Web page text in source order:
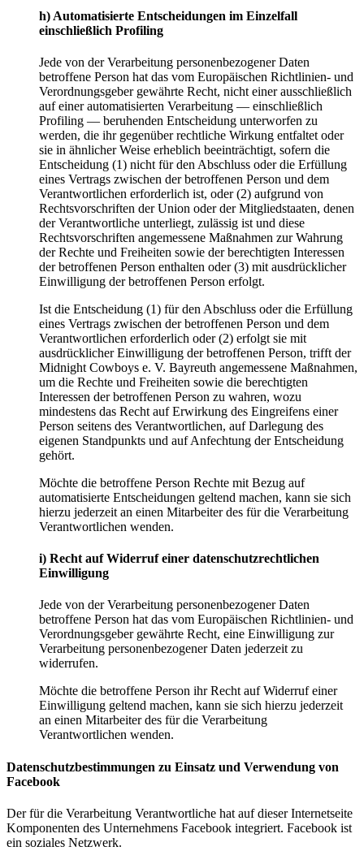
h) Automatisierte Entscheidungen im Einzelfall
einschließlich Profiling
Jede von der Verarbeitung personenbezogener Daten
betroffene Person hat das vom Europäischen Richtlinien- und
Verordnungsgeber gewährte Recht, nicht einer ausschließlich
auf einer automatisierten Verarbeitung — einschließlich
Profiling — beruhenden Entscheidung unterworfen zu
werden, die ihr gegenüber rechtliche Wirkung entfaltet oder
sie in ähnlicher Weise erheblich beeinträchtigt, sofern die
Entscheidung (1) nicht für den Abschluss oder die Erfüllung
eines Vertrags zwischen der betroffenen Person und dem
Verantwortlichen erforderlich ist, oder (2) aufgrund von
Rechtsvorschriften der Union oder der Mitgliedstaaten, denen
der Verantwortliche unterliegt, zulässig ist und diese
Rechtsvorschriften angemessene Maßnahmen zur Wahrung
der Rechte und Freiheiten sowie der berechtigten Interessen
der betroffenen Person enthalten oder (3) mit ausdrücklicher
Einwilligung der betroffenen Person erfolgt.
Ist die Entscheidung (1) für den Abschluss oder die Erfüllung
eines Vertrags zwischen der betroffenen Person und dem
Verantwortlichen erforderlich oder (2) erfolgt sie mit
ausdrücklicher Einwilligung der betroffenen Person, trifft der
Midnight Cowboys e. V. Bayreuth angemessene Maßnahmen,
um die Rechte und Freiheiten sowie die berechtigten
Interessen der betroffenen Person zu wahren, wozu
mindestens das Recht auf Erwirkung des Eingreifens einer
Person seitens des Verantwortlichen, auf Darlegung des
eigenen Standpunkts und auf Anfechtung der Entscheidung
gehört.
Möchte die betroffene Person Rechte mit Bezug auf
automatisierte Entscheidungen geltend machen, kann sie sich
hierzu jederzeit an einen Mitarbeiter des für die Verarbeitung
Verantwortlichen wenden.
i) Recht auf Widerruf einer datenschutzrechtlichen
Einwilligung
Jede von der Verarbeitung personenbezogener Daten
betroffene Person hat das vom Europäischen Richtlinien- und
Verordnungsgeber gewährte Recht, eine Einwilligung zur
Verarbeitung personenbezogener Daten jederzeit zu
widerrufen.
Möchte die betroffene Person ihr Recht auf Widerruf einer
Einwilligung geltend machen, kann sie sich hierzu jederzeit
an einen Mitarbeiter des für die Verarbeitung
Verantwortlichen wenden.
Datenschutzbestimmungen zu Einsatz und Verwendung von
Facebook
Der für die Verarbeitung Verantwortliche hat auf dieser Internetseite
Komponenten des Unternehmens Facebook integriert. Facebook ist
ein soziales Netzwerk.